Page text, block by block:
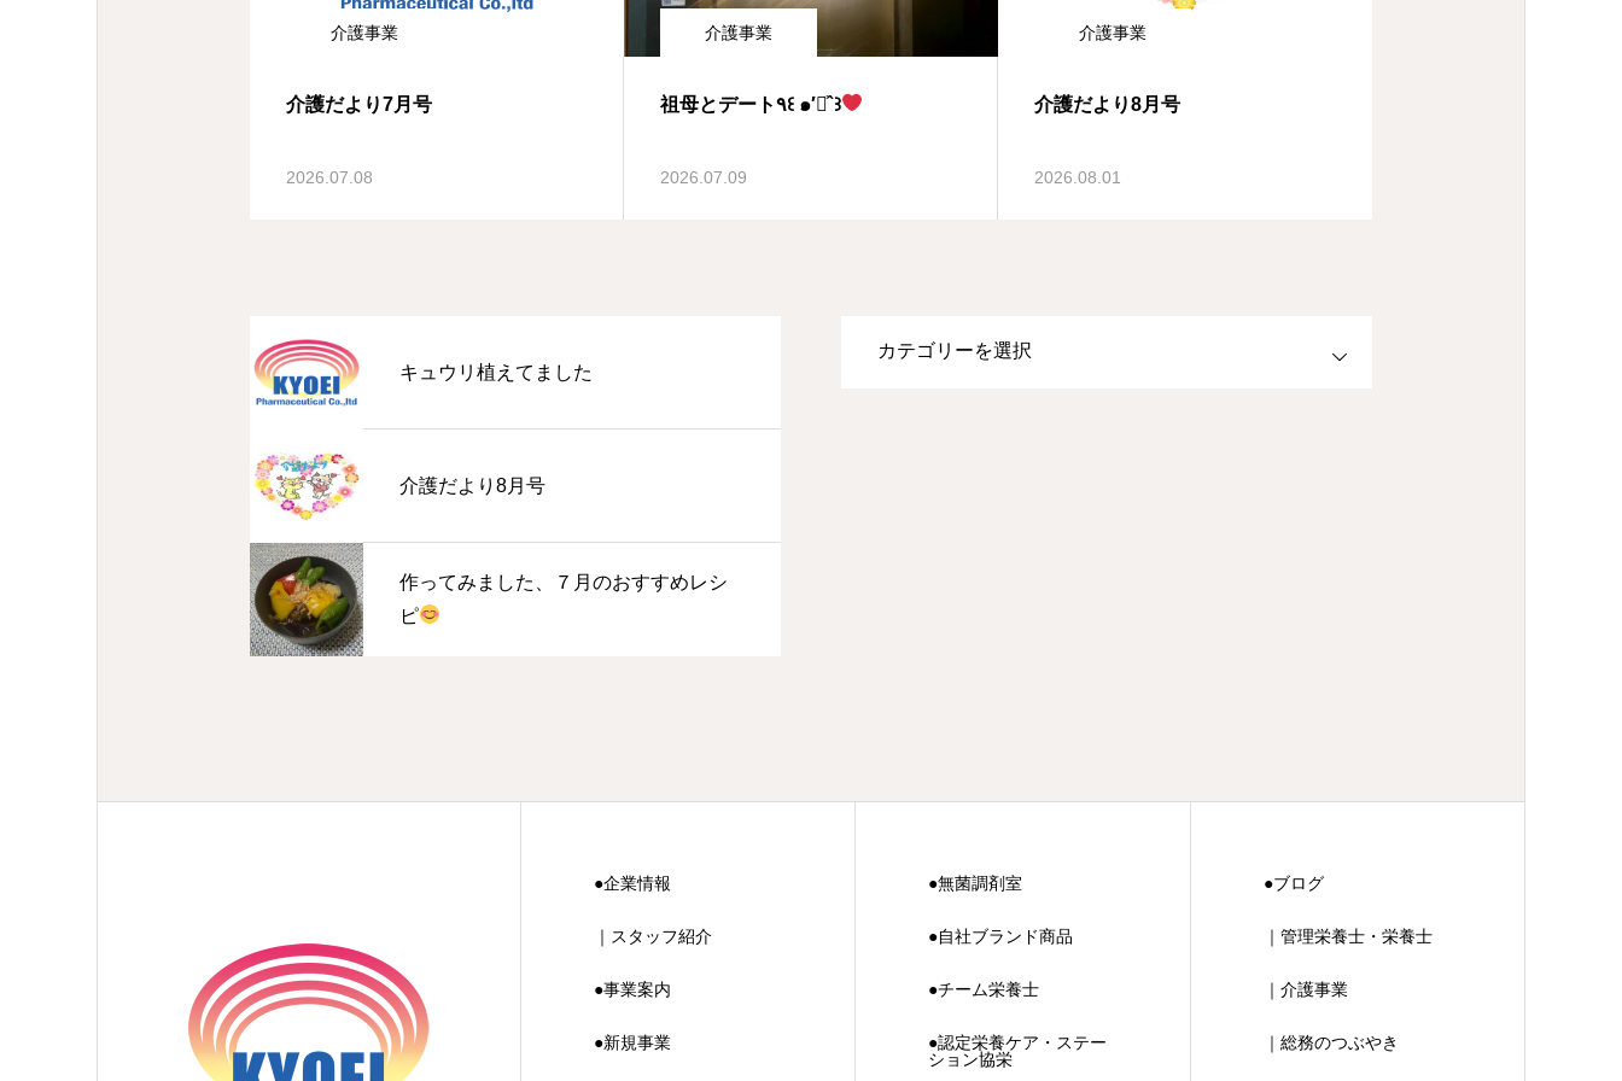
介護事業
介護だより7月号
2026.07.08
介護事業
祖母とデート٩꒰ ๑′◡͐`꒱
2026.07.09
介護事業
介護だより8月号
2026.08.01
キュウリ植えてました
介護だより8月号
作ってみました、７月のおすすめレシ
ピ
●企業情報
｜スタッフ紹介
●事業案内
●新規事業
●無菌調剤室
●自社ブランド商品
●チーム栄養士
●認定栄養ケア・ステー
ション協栄
●ブログ
｜管理栄養士・栄養士
｜介護事業
｜総務のつぶやき